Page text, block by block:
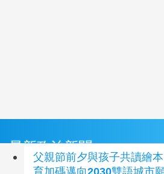
最新政治新聞
父親節前夕與孩子共讀繪